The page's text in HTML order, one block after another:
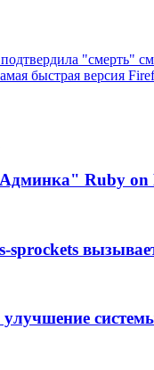
"смерть"
быстрая версия
Ruby on
sprockets
улучшение